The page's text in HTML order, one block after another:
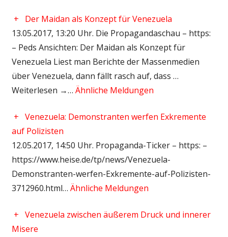
+
Der Maidan als Konzept für Venezuela
13.05.2017, 13:20 Uhr. Die Propagandaschau – https:
– Peds Ansichten: Der Maidan als Konzept für
Venezuela Liest man Berichte der Massenmedien
über Venezuela, dann fällt rasch auf, dass …
Weiterlesen →… Ähnliche Meldungen
+ Venezuela: Demonstranten werfen Exkremente
auf Polizisten
12.05.2017, 14:50 Uhr. Propaganda-Ticker – https: –
https://www.heise.de/tp/news/Venezuela-
Demonstranten-werfen-Exkremente-auf-Polizisten-
3712960.html… Ähnliche Meldungen
+ Venezuela zwischen äußerem Druck und innerer
Misere